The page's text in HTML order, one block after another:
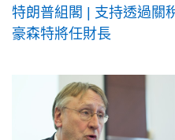
特朗普組閣 | 支持透過關
豪森特將任財長